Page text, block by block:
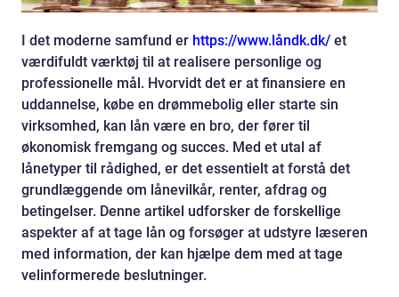
I det moderne samfund er https://www.låndk.dk/ et
værdifuldt værktøj til at realisere personlige og
professionelle mål. Hvorvidt det er at finansiere en
uddannelse, købe en drømmebolig eller starte sin
virksomhed, kan lån være en bro, der fører til
økonomisk fremgang og succes. Med et utal af
lånetyper til rådighed, er det essentielt at forstå det
grundlæggende om lånevilkår, renter, afdrag og
betingelser. Denne artikel udforsker de forskellige
aspekter af at tage lån og forsøger at udstyre læseren
med information, der kan hjælpe dem med at tage
velinformerede beslutninger.